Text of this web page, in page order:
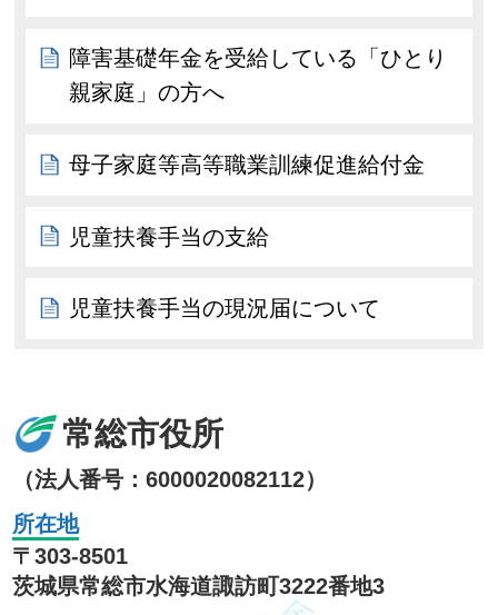
障害基礎年金を受給している「ひとり
親家庭」の方へ
母子家庭等高等職業訓練促進給付金
児童扶養手当の支給
児童扶養手当の現況届について
常総市役所
（法人番号：6000020082112）
所在地
〒303-8501
茨城県常総市水海道諏訪町3222番地3